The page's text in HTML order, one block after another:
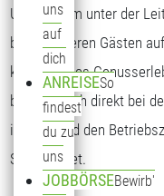
uns
auf
dich
ANREISESo
findest
du zu
uns
JOBBÖRSEBewirb'
Unser Team unter der
bietet unseren Gästen
kulinarisches
befindet sich direkt bei
ist während den
Sie geöffnet.